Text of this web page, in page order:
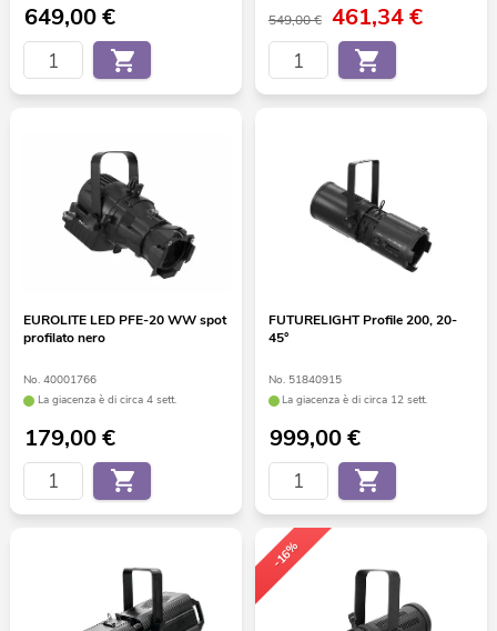
649,00€ 549,00 € 461,34€
EUROLITE LED PFE-20 WW spot
profilato nero
No. 40001766
La giacenza è di circa 4 sett.
179,00€
FUTURELIGHT Profile 200, 20-
45°
No. 51840915
La giacenza è di circa 12 sett.
999,00€
-16%